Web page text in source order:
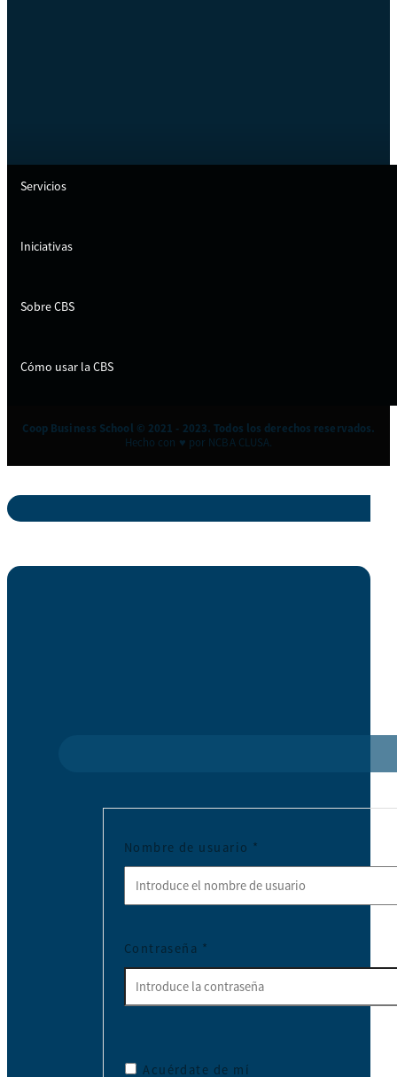
Servicios
Iniciativas
Sobre CBS
Cómo usar la CBS
Coop Business School © 2021 - 2023. Todos los derechos reservados.
Hecho con ♥ por NCBA CLUSA.
Nombre de usuario *
Contraseña *
Acuérdate de mí